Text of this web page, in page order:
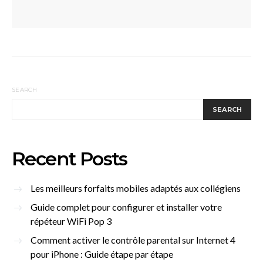
SEARCH
SEARCH
Recent Posts
Les meilleurs forfaits mobiles adaptés aux collégiens
Guide complet pour configurer et installer votre
répéteur WiFi Pop 3
Comment activer le contrôle parental sur Internet 4
pour iPhone : Guide étape par étape